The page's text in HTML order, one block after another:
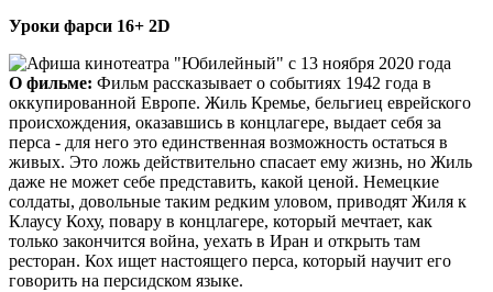
Уроки фарси 16+ 2D
О фильме: Фильм рассказывает о событиях 1942 года в
оккупированной Европе. Жиль Кремье, бельгиец еврейского
происхождения, оказавшись в концлагере, выдает себя за
перса - для него это единственная возможность остаться в
живых. Это ложь действительно спасает ему жизнь, но Жиль
даже не может себе представить, какой ценой. Немецкие
солдаты, довольные таким редким уловом, приводят Жиля к
Клаусу Коху, повару в концлагере, который мечтает, как
только закончится война, уехать в Иран и открыть там
ресторан. Кох ищет настоящего перса, который научит его
говорить на персидском языке.